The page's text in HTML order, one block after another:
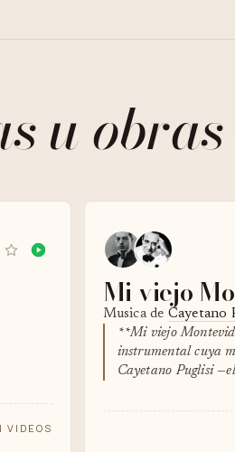
u
VIDEOS
Mi viejo
Musica de Cayetano
**Mi viejo
instrumental cuya
Cayetano Puglisi